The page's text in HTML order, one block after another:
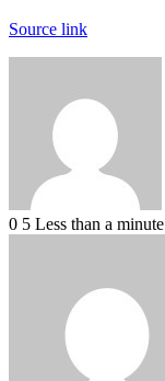
Source link
0 5 Less than a minute